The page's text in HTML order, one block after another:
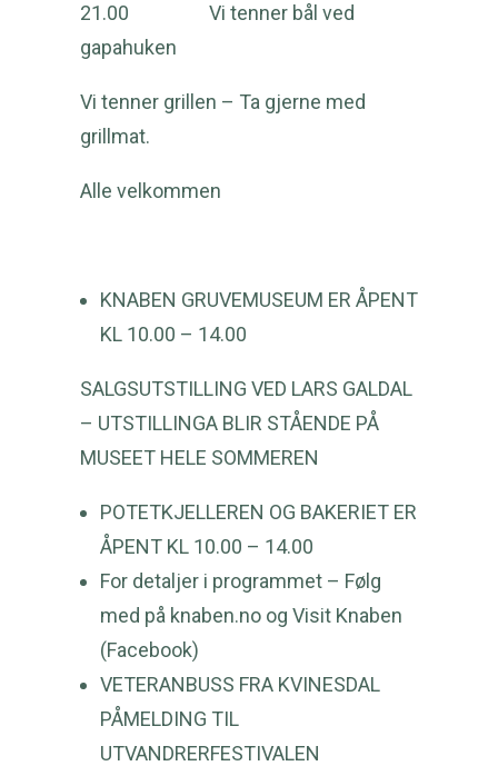
21.00 Vi tenner bål ved
gapahuken
Vi tenner grillen – Ta gjerne med
grillmat.
Alle velkommen
KNABEN GRUVEMUSEUM ER ÅPENT
KL 10.00 – 14.00
SALGSUTSTILLING VED LARS GALDAL
– UTSTILLINGA BLIR STÅENDE PÅ
MUSEET HELE SOMMEREN
POTETKJELLEREN OG BAKERIET ER
ÅPENT KL 10.00 – 14.00
For detaljer i programmet – Følg
med på knaben.no og Visit Knaben
(Facebook)
VETERANBUSS FRA KVINESDAL
PÅMELDING TIL
UTVANDRERFESTIVALEN